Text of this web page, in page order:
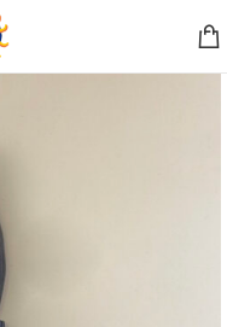
apsiperkant už 30€!!